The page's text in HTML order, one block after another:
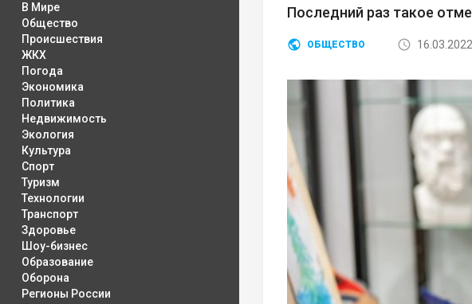
В Мире
Общество
Происшествия
ЖКХ
Погода
Экономика
Политика
Недвижимость
Экология
Культура
Спорт
Туризм
Технологии
Транспорт
Здоровье
Шоу-бизнес
Образование
Оборона
Регионы России
Последний раз такое
ОБЩЕСТВО